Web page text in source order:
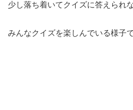
少し落ち着いてクイズに答えられ
みんなクイズを楽しんでいる様子